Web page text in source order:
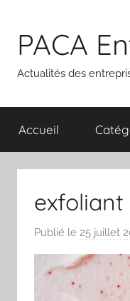
contenu
PACA
Actualités des
Accueil
exfoliant
Publié le 25 juillet